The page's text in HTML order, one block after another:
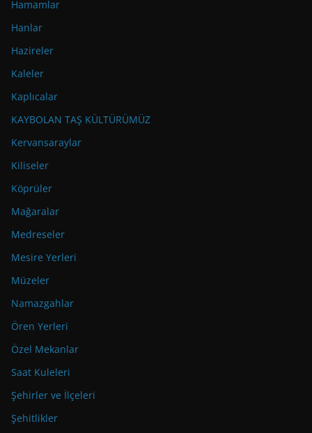
Hamamlar
Hanlar
Hazireler
Kaleler
Kaplıcalar
KAYBOLAN TAŞ KÜLTÜRÜMÜZ
Kervansaraylar
Kiliseler
Köprüler
Mağaralar
Medreseler
Mesire Yerleri
Müzeler
Namazgahlar
Ören Yerleri
Özel Mekanlar
Saat Kuleleri
Şehirler ve İlçeleri
Şehitlikler